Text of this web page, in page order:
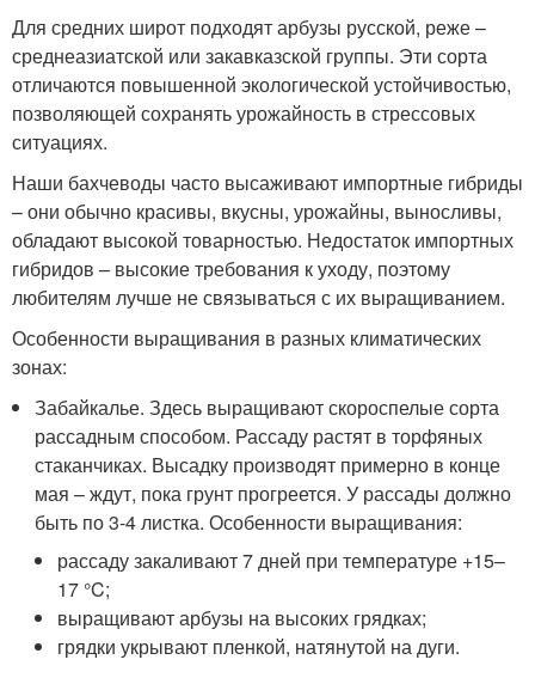
Для средних широт подходят арбузы русской, реже –
среднеазиатской или закавказской группы. Эти сорта
отличаются повышенной экологической устойчивостью,
позволяющей сохранять урожайность в стрессовых
ситуациях.
Наши бахчеводы часто высаживают импортные гибриды
– они обычно красивы, вкусны, урожайны, выносливы,
обладают высокой товарностью. Недостаток импортных
гибридов – высокие требования к уходу, поэтому
любителям лучше не связываться с их выращиванием.
Особенности выращивания в разных климатических
зонах:
Забайкалье. Здесь выращивают скороспелые сорта
рассадным способом. Рассаду растят в торфяных
стаканчиках. Высадку производят примерно в конце
мая – ждут, пока грунт прогреется. У рассады должно
быть по 3-4 листка. Особенности выращивания:
рассаду закаливают 7 дней при температуре +15–
17 °C;
выращивают арбузы на высоких грядках;
грядки укрывают пленкой, натянутой на дуги.